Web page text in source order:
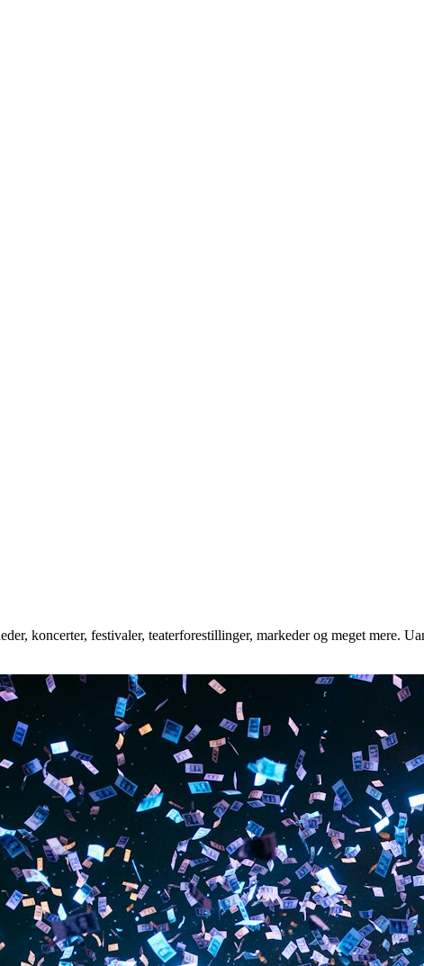
koncerter, festivaler, teaterforestillinger, markeder og meget mere.